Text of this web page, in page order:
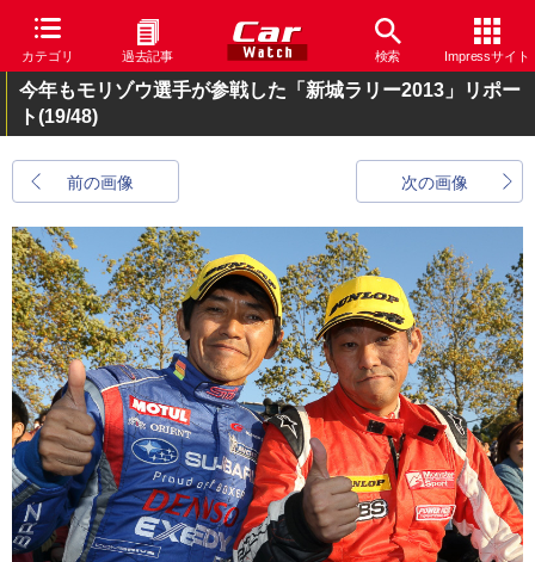
カテゴリ 過去記事 検索 Impressサイト
今年もモリゾウ選手が参戦した「新城ラリー2013」リポー
ト(19/48)
前の画像 次の画像